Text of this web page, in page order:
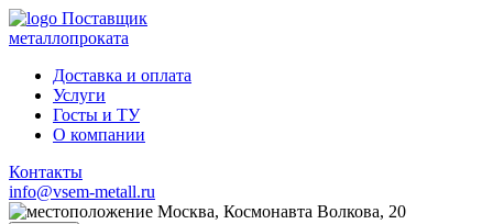
Поставщик
металлопроката
Доставка и оплата
Услуги
Госты и ТУ
О компании
Контакты
info@vsem-metall.ru
Москва, Космонавта Волкова, 20